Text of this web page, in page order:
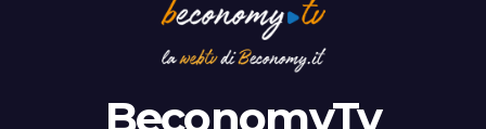
BeconomyTv